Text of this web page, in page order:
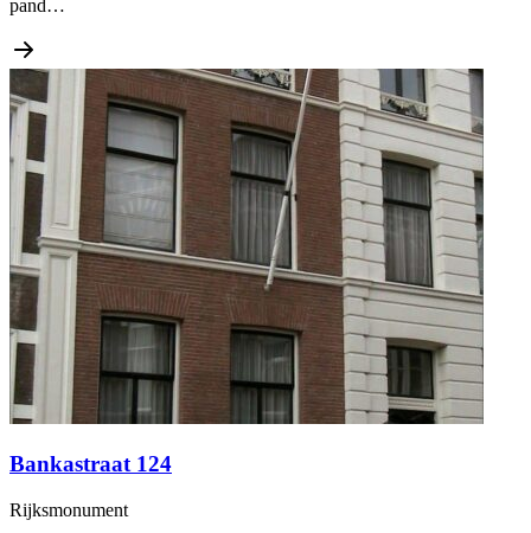
pand…
Bankastraat 124
Rijksmonument